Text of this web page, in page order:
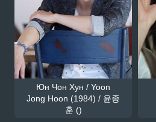
Юн Чон Хун / Yoon
Jong Hoon (1984) / 윤종
훈 ()